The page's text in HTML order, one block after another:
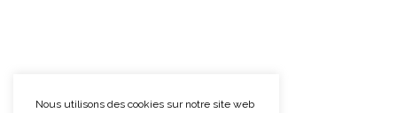
Nous utilisons des cookies sur notre site web